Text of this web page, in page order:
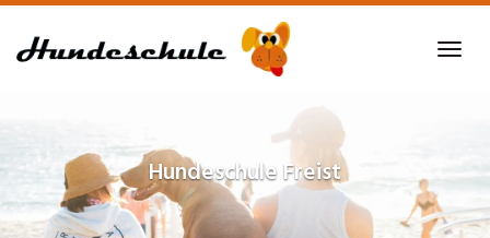
to
HundeschuleFreist